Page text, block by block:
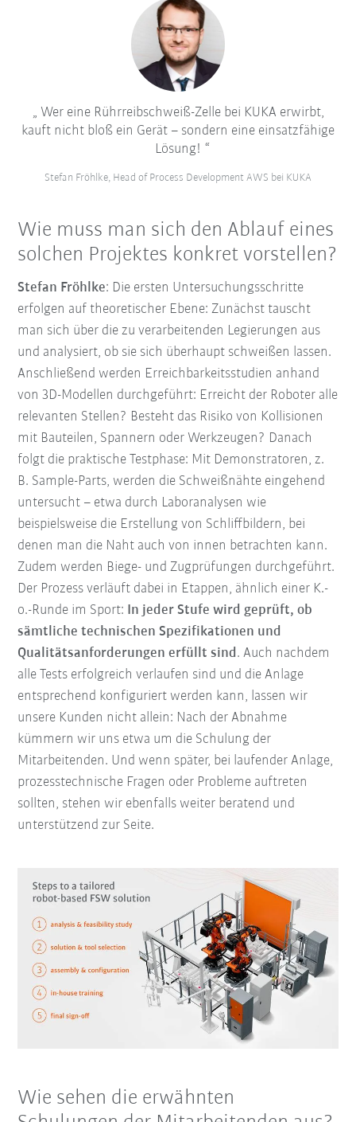
Wer eine Rührreibschweiß-Zelle bei KUKA erwirbt,
kauft nicht bloß ein Gerät – sondern eine einsatzfähige
Lösung!
Stefan Fröhlke, Head of Process Development AWS bei KUKA
Wie muss man sich den Ablauf eines
solchen Projektes konkret vorstellen?
Stefan Fröhlke: Die ersten Untersuchungsschritte
erfolgen auf theoretischer Ebene: Zunächst tauscht
man sich über die zu verarbeitenden Legierungen aus
und analysiert, ob sie sich überhaupt schweißen lassen.
Anschließend werden Erreichbarkeitsstudien anhand
von 3D-Modellen durchgeführt: Erreicht der Roboter alle
relevanten Stellen? Besteht das Risiko von Kollisionen
mit Bauteilen, Spannern oder Werkzeugen? Danach
folgt die praktische Testphase: Mit Demonstratoren, z.
B. Sample-Parts, werden die Schweißnähte eingehend
untersucht – etwa durch Laboranalysen wie
beispielsweise die Erstellung von Schliffbildern, bei
denen man die Naht auch von innen betrachten kann.
Zudem werden Biege- und Zugprüfungen durchgeführt.
Der Prozess verläuft dabei in Etappen, ähnlich einer K.-
o.-Runde im Sport: In jeder Stufe wird geprüft, ob
sämtliche technischen Spezifikationen und
Qualitätsanforderungen erfüllt sind. Auch nachdem
alle Tests erfolgreich verlaufen sind und die Anlage
entsprechend konfiguriert werden kann, lassen wir
unsere Kunden nicht allein: Nach der Abnahme
kümmern wir uns etwa um die Schulung der
Mitarbeitenden. Und wenn später, bei laufender Anlage,
prozesstechnische Fragen oder Probleme auftreten
sollten, stehen wir ebenfalls weiter beratend und
unterstützend zur Seite.
Wie sehen die erwähnten